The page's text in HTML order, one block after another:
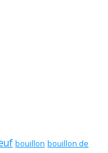
bouillon bouillon de